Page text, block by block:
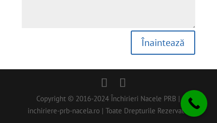
Înaintează
Copyright © 2016-2024 Închirieri Nacele PRB |
inchiriere-prb-nacela.ro | Toate Drepturile Rezervate.